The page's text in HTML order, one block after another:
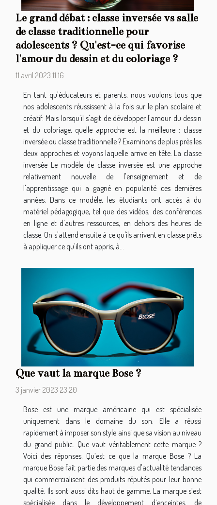
Le grand débat : classe inversée vs salle
de classe traditionnelle pour
adolescents ? Qu'est-ce qui favorise
l'amour du dessin et du coloriage ?
11 avril 2023 11:16
En tant qu'éducateurs et parents, nous voulons tous que
nos adolescents réussissent à la fois sur le plan scolaire et
créatif. Mais lorsqu'il s'agit de développer l'amour du dessin
et du coloriage, quelle approche est la meilleure : classe
inversée ou classe traditionnelle ? Examinons de plus près les
deux approches et voyons laquelle arrive en tête. La classe
inversée Le modèle de classe inversée est une approche
relativement nouvelle de l'enseignement et de
l'apprentissage qui a gagné en popularité ces dernières
années. Dans ce modèle, les étudiants ont accès à du
matériel pédagogique, tel que des vidéos, des conférences
en ligne et d'autres ressources, en dehors des heures de
classe. On s'attend ensuite à ce qu'ils arrivent en classe prêts
à appliquer ce qu'ils ont appris, à...
Que vaut la marque Bose ?
3 janvier 2023 23:20
Bose est une marque américaine qui est spécialisée
uniquement dans le domaine du son. Elle a réussi
rapidement à imposer son style ainsi que sa vision au niveau
du grand public. Que vaut véritablement cette marque ?
Voici des réponses. Qu’est ce que la marque Bose ? La
marque Bose fait partie des marques d'actualité tendances
qui commercialisent des produits réputés pour leur bonne
qualité. Ils sont aussi dits haut de gamme. La marque s’est
spécialisée dans le développement d’enceintes, de